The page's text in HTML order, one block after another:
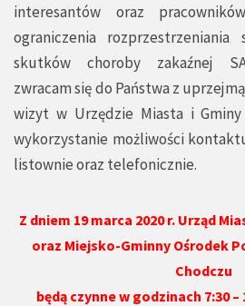
interesantów oraz
ograniczenia
skutków choroby zakaźnej
zwracam się do Państwa z
wizyt w Urzędzie Miasta i
wykorzystanie możliwości
listownie oraz telefonicznie.
Z dniem 19 marca 2020 r. Urząd
oraz Miejsko-Gminny Ośrodek
Chodczu
będą czynne w godzinach 7:30 –